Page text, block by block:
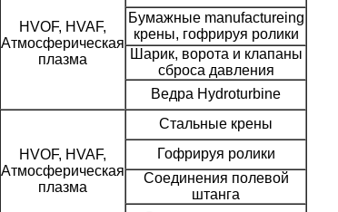
HVOF, HVAF,
Атмосферическая
плазма
Бумажные manufactureing
крены, гофрируя ролики
Шарик, ворота и клапаны
сброса давления
Ведра Hydroturbine
HVOF, HVAF,
Атмосферическая
плазма
Стальные крены
Гофрируя ролики
Соединения полевой
штанга